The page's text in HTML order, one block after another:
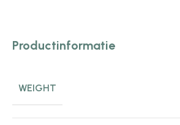
Productinformatie
WEIGHT